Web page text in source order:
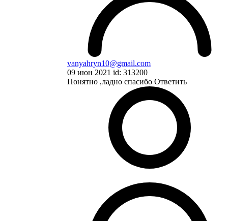
vanyahryn10@gmail.com
09 июн 2021 id: 313200
Понятно ,ладно спасибо Ответить